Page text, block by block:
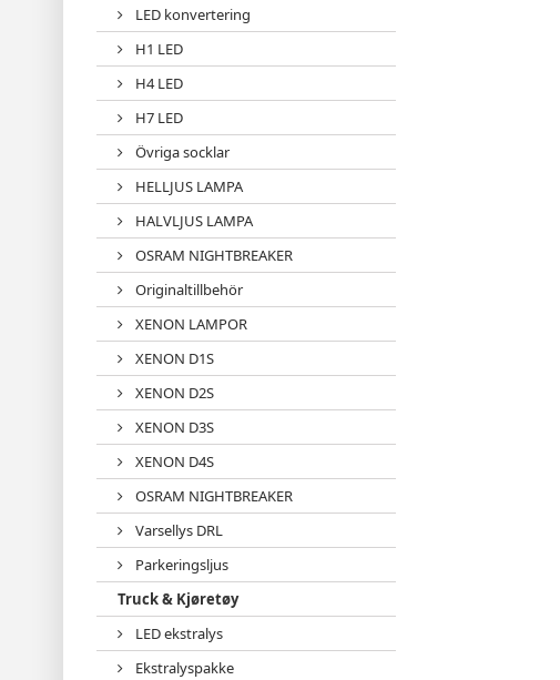
LED konvertering
H1 LED
H4 LED
H7 LED
Övriga socklar
HELLJUS LAMPA
HALVLJUS LAMPA
OSRAM NIGHTBREAKER
Originaltillbehör
XENON LAMPOR
XENON D1S
XENON D2S
XENON D3S
XENON D4S
OSRAM NIGHTBREAKER
Varsellys DRL
Parkeringsljus
Truck & Kjøretøy
LED ekstralys
Ekstralyspakke